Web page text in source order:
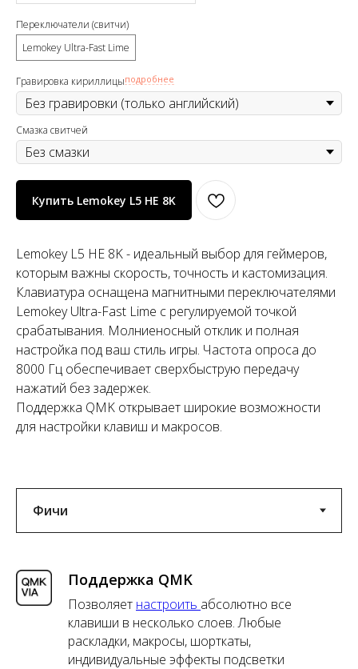
Переключатели (свитчи)
Lemokey Ultra-Fast Lime
Гравировка кириллицыподробнее
Смазка свитчей
Купить Lemokey L5 HE 8K
Lemokey L5 HE 8K - идеальный выбор для геймеров,
которым важны скорость, точность и кастомизация.
Клавиатура оснащена магнитными переключателями
Lemokey Ultra-Fast Lime с регулируемой точкой
срабатывания. Молниеносный отклик и полная
настройка под ваш стиль игры. Частота опроса до
8000 Гц обеспечивает сверхбыструю передачу
нажатий без задержек.
Поддержка QMK открывает широкие возможности
для настройки клавиш и макросов.
Поддержка QMK
Позволяет настроить абсолютно все
клавиши в несколько слоев. Любые
раскладки, макросы, шорткаты,
индивидуальные эффекты подсветки